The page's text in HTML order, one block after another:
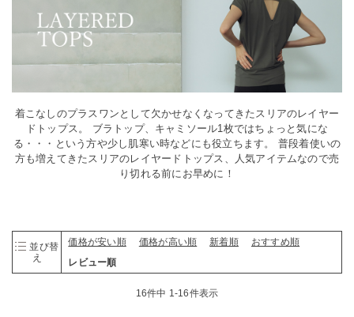
着こなしのプラスワンとして欠かせなくなってきたスリアのレイヤー
ドトップス。 ブラトップ、キャミソール1枚ではちょっと気にな
る・・・という方や少し肌寒い時などにも役立ちます。 普段着使いの
方も増えてきたスリアのレイヤードトップス、人気アイテムなので売
り切れる前にお早めに！
並び替
え
価格が安い順 価格が高い順 新着順
おすすめ順
レビュー順
16件中 1-16件表示